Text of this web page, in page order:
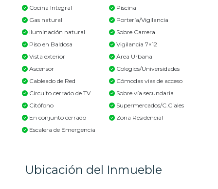
Cocina Integral
Gas natural
Iluminación natural
Piso en Baldosa
Vista exterior
Ascensor
Cableado de Red
Circuito cerrado de TV
Citófono
En conjunto cerrado
Escalera de Emergencia
Piscina
Portería/Vigilancia
Sobre Carrera
Vigilancia 7×12
Área Urbana
Colegios/Universidades
Cómodas vias de acceso
Sobre vía secundaria
Supermercados/C.Ciales
Zona Residencial
Ubicación del Inmueble